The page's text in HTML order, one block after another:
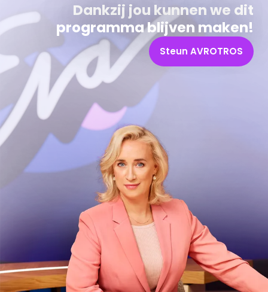
Dankzij jou kunnen we dit
programma blijven maken!
Steun AVROTROS